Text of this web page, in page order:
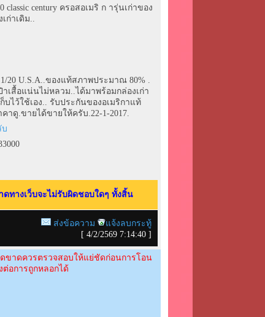
classic century ครอสอเมริ ก ารุ่นเก่าของ
ก่าเดิม..
20 U.S.A..ของแท้สภาพประมาณ 80% .
เสื้อแน่นไม่หลวม..ได้มาพร้อมกล่องเก่า
บไว้ใช้เอง.. รับประกันของอเมริกาแท้
าดู.ขายได้ขายให้ครับ.22-1-2017.
ทางเว็บจะไม่รับผิดชอบใดๆ ทั้งสิ้น
ส่งข้อความ
แจ้งลบกระทู้
[4/2/2569 7:14:40 ]
ขาดควรตรวจสอบให้แย่ชัดก่อนการโอน
อการถูกหลอกได้